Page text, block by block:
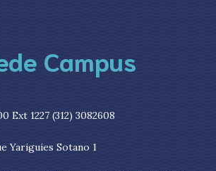
Campus
Ext 1227 (312) 3082608
Yariguies Sotano 1